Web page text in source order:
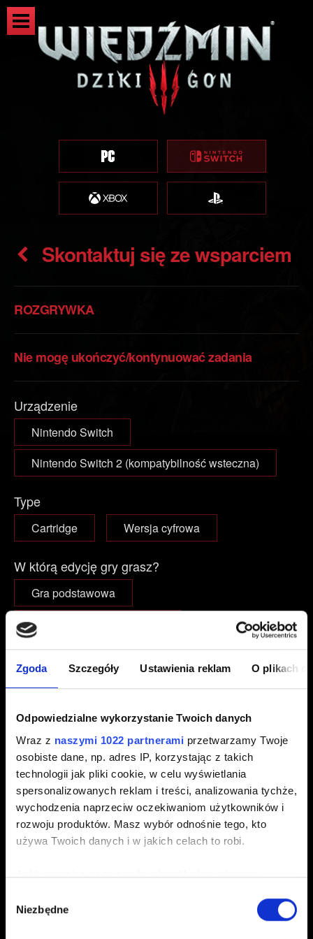
Zgoda Szczegóły Ustawienia reklam O plikach
Odpowiedzialne wykorzystanie Twoich danych
Wraz z naszymi 1022 partnerami przetwarzamy Twoje
osobiste dane, np. adres IP, korzystając z takich
technologii jak pliki cookie, w celu wyświetlania
spersonalizowanych reklam i treści, analizowania tychże,
wychodzenia naprzeciw oczekiwaniom użytkowników i
rozwoju produktów. Masz wybór odnośnie tego, kto
używa Twoich danych i w jakich celach to robi.
Jeśli wyrazisz na to zgodę, chcielibyśmy również:
geograficznej z dokładnością nawet do kilku metrów
zgody
Niezbędne
Skontaktuj się ze wsparciem
ROZGRYWKA
Nie mogę ukończyć/kontynuować zadania
Urządzenie
Nintendo Switch
Nintendo Switch 2 (kompatybilność wsteczna)
Type
Cartridge Wersja cyfrowa
W którą edycję gry grasz?
Gra podstawowa
Gra podstawowa + dodatki
Edycja Kompletna
E-mail (uwaga na literówki)
Krótki opis problemu
Dodaj plik
Możesz załączyć do zgłoszenia plik np. zrzut ekranu.
Limit: 12 MB.